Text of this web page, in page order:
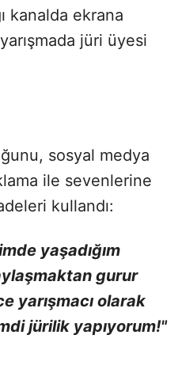
kanalda ekrana
jüri üyesi
sosyal medya
ile sevenlerine
kullandı:
yaşadığım
gurur
yarışmacı olarak
jürilik yapıyorum!"